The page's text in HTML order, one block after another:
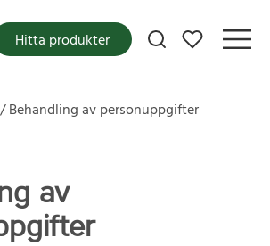
Mina favoriter
Hitta produkter
Behandling av personuppgifter
av